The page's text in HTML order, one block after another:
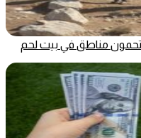
مناطق في بيت لحم